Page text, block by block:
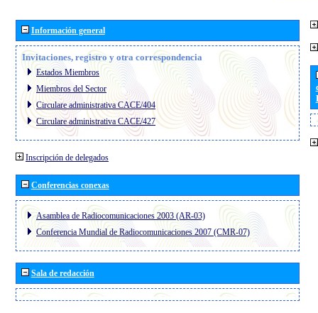
Información general
Invitaciones, registro y otra correspondencia
Estados Miembros
Miembros del Sector
Circulare administrativa CACE/404
Circulare administrativa CACE/427
Inscripción de delegados
Conferencias conexas
Asamblea de Radiocomunicaciones 2003 (AR-03)
Conferencia Mundial de Radiocomunicaciones 2007 (CMR-07)
Sala de redacción